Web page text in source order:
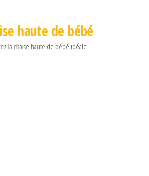
haute de bébé
la chaise haute de bébé idéale